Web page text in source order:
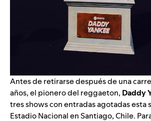
Antes de retirarse después de una
años, el pionero del reggaeton, Daddy
tres shows con entradas agotadas esta
Estadio Nacional en Santiago, Chile.